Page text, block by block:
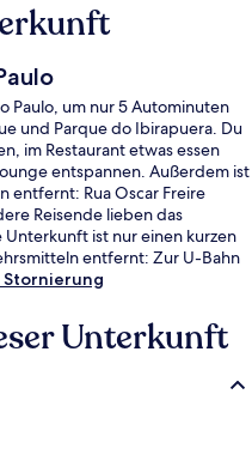
Paulo, um nur 5 Autominuten
und Parque do Ibirapuera. Du
im Restaurant etwas essen
entspannen. Außerdem ist
entfernt: Rua Oscar Freire
Reisende lieben das
Unterkunft ist nur einen kurzen
entfernt: Zur U-Bahn
14 Minuten (Station
Stornierung
Unterkunft